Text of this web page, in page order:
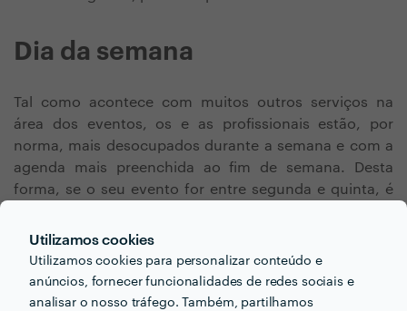
Utilizamos cookies
Utilizamos cookies para personalizar conteúdo e
anúncios, fornecer funcionalidades de redes sociais e
analisar o nosso tráfego. Também, partilhamos
Dia da semana
Tal como acontece com muitos outros serviços na
área dos eventos, os e as profissionais estão, por
norma, mais desocupados durante a semana e com a
agenda mais preenchida ao fim de semana. Desta
forma, se o seu evento for entre segunda e quinta, é
mais baixo do que fariam se fosse ao fim de semana.